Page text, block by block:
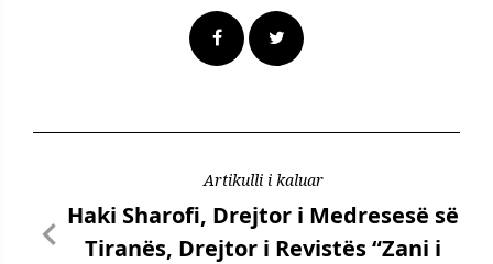
Artikulli i kaluar
Haki Sharofi, Drejtor i Medresesë së
Tiranës, Drejtor i Revistës “Zani i